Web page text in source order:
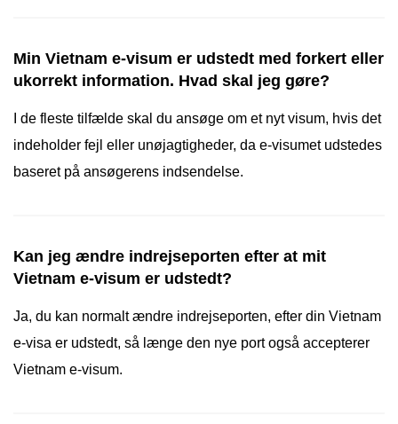
Min Vietnam e-visum er udstedt med forkert eller
ukorrekt information. Hvad skal jeg gøre?
I de fleste tilfælde skal du ansøge om et nyt visum, hvis det
indeholder fejl eller unøjagtigheder, da e-visumet udstedes
baseret på ansøgerens indsendelse.
Kan jeg ændre indrejseporten efter at mit
Vietnam e-visum er udstedt?
Ja, du kan normalt ændre indrejseporten, efter din Vietnam
e-visa er udstedt, så længe den nye port også accepterer
Vietnam e-visum.